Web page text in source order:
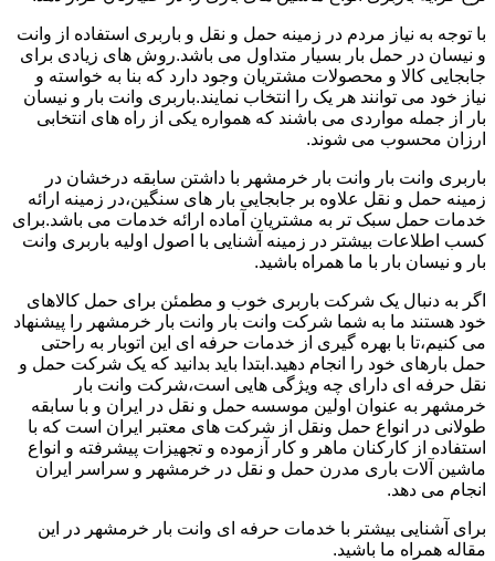
با توجه به نیاز مردم در زمینه حمل و نقل و باربری استفاده از وانت
و نیسان در حمل بار بسیار متداول می باشد.روش های زیادی برای
جابجایی کالا و محصولات مشتریان وجود دارد که بنا به خواسته و
نیاز خود می توانند هر یک را انتخاب نمایند.باربری وانت بار و نیسان
بار از جمله مواردی می باشند که همواره یکی از راه های انتخابی
ارزان محسوب می شوند.
باربری وانت بار وانت بار خرمشهر با داشتن سابقه درخشان در
زمینه حمل و نقل علاوه بر جابجایی بار های سنگین،در زمینه ارائه
خدمات حمل سبک تر به مشتریان آماده ارائه خدمات می باشد.برای
کسب اطلاعات بیشتر در زمینه آشنایی با اصول اولیه باربری وانت
بار و نیسان بار با ما همراه باشید.
اگر به دنبال یک شرکت باربری خوب و مطمئن برای حمل کالاهای
خود هستند ما به شما شرکت وانت بار وانت بار خرمشهر را پیشنهاد
می کنیم،تا با بهره گیری از خدمات حرفه ای این اتوبار به راحتی
حمل بارهای خود را انجام دهید.ابتدا باید بدانید که یک شرکت حمل و
نقل حرفه ای دارای چه ویژگی هایی است،شرکت وانت بار
خرمشهر به عنوان اولین موسسه حمل و نقل در ایران و با سابقه
طولانی در انواع حمل ونقل از شرکت های معتبر ایران است که با
استفاده از کارکنان ماهر و کار آزموده و تجهیزات پیشرفته و انواع
ماشین آلات باری مدرن حمل و نقل در خرمشهر و سراسر ایران
انجام می دهد.
برای آشنایی بیشتر با خدمات حرفه ای وانت بار خرمشهر در این
مقاله همراه ما باشید.